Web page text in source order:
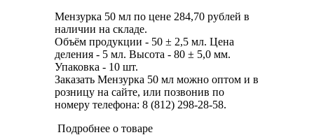
Мензурка 50 мл по цене 284,70 рублей в
наличии на складе.
Объём продукции - 50 ± 2,5 мл. Цена
деления - 5 мл. Высота - 80 ± 5,0 мм.
Упаковка - 10 шт.
Заказать Мензурка 50 мл можно оптом и в
розницу на сайте, или позвонив по
номеру телефона: 8 (812) 298-28-58.
Подробнее о товаре